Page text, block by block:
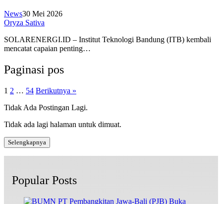
News30 Mei 2026
Oryza Sativa
SOLARENERGI.ID – Institut Teknologi Bandung (ITB) kembali
mencatat capaian penting…
Paginasi pos
1 2 … 54 Berikutnya »
Tidak Ada Postingan Lagi.
Tidak ada lagi halaman untuk dimuat.
Selengkapnya
Popular Posts